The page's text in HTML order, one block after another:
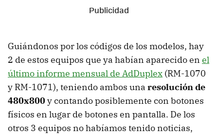
Guiándonos por los códigos de los modelos, hay
2 de estos equipos que ya habían aparecido en el
último informe mensual de AdDuplex (RM-1070
y RM-1071), teniendo ambos una resolución de
480x800y contando posiblemente con botones
físicos en lugar de botones en pantalla. De los
otros 3 equipos no habíamos tenido noticias,